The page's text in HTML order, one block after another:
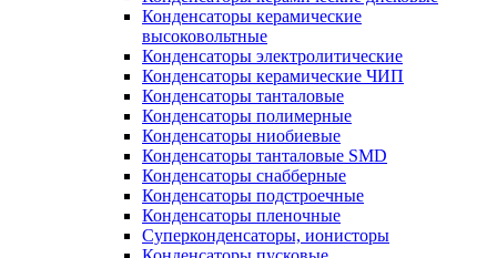
Конденсаторы керамические
высоковольтные
Конденсаторы электролитические
Конденсаторы керамические ЧИП
Конденсаторы танталовые
Конденсаторы полимерные
Конденсаторы ниобиевые
Конденсаторы танталовые SMD
Конденсаторы снабберные
Конденсаторы подстроечные
Конденсаторы пленочные
Суперконденсаторы, ионисторы